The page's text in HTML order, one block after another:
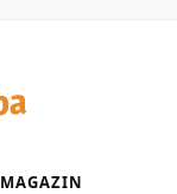
MAGAZIN